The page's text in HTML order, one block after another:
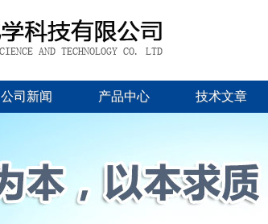
公司新闻 产品中心 技术文章